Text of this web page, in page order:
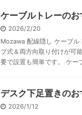
ケーブルトレーのお
2026/2/20
Mozawa 配線隠し ケーブル
プ式＆両方向取り付けが可
要で設置も簡単です。 ケー
デスク下足置きの
2026/1/12